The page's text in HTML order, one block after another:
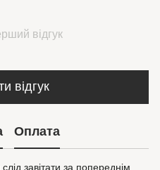
відгук
відгук
Оплата
завітати за попереднім